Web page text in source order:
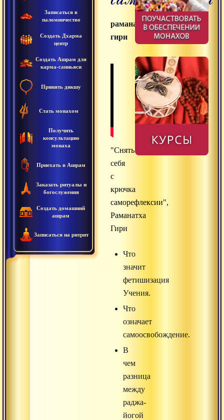
Записаться в
паломничество
Создать Дхарма
центр
Создать Ашрам для
карма-санньяси
Принять дикшу
Стать монахом
Получить
консультацию
монаха
Приехать в Ашрам
Заказать ритуалы и
богослужения
Создать домашний
ашрам
Записаться на ритрит
раманатха
гири
"Снять
себя
с
крючка
саморефлексии",
Раманатха
Гири
Что
значит
фетишизация
Учения.
Что
означает
самоосвобождение.
В
чем
разница
между
раджа-
йогой